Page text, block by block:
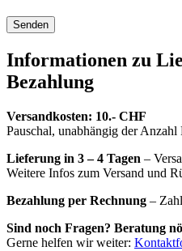
Senden
Informationen zu
Bezahlung
Versandkosten: 10.- CHF
Pauschal, unabhängig der
Lieferung in 3 – 4 Tagen –
Weitere Infos zum Versand und
Bezahlung per Rechnung –
Sind noch Fragen? Beratung
Gerne helfen wir weiter: